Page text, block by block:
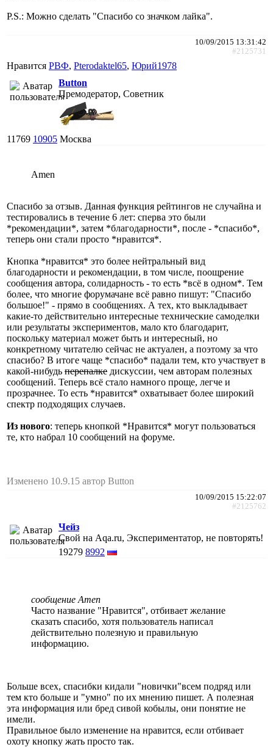
P.S.: Можно сделать "Спасибо со значком лайка".
10/09/2015 13:31:42
#2125731
Нравится РВФ, Pterodaktel65, Юрий1978
Button
Премодератор, Советник
11769 10905 Москва
Amen
Спасибо за отзыв. Данная функция рейтингов не случайна и
тестировались в течение 6 лет: сперва это были
*рекомендации*, затем *благодарности*, после - *спасибо*,
теперь они стали просто *нравится*.
Кнопка *нравится* это более нейтральный вид
благодарности и рекомендации, в том числе, поощрение
сообщения автора, солидарность - то есть *всё в одном*. Тем
более, что многие форумачане всё равно пишут: "Спасибо
большое!" - прямо в сообщениях. А тех, кто выкладывает
какие-то действительно интересные технические самоделки
или результаты экспериментов, мало кто благодарит,
поскольку материал может быть и интересный, но
конкретному читателю сейчас не актуален, а поэтому за что
спасибо? В итоге чаще *спасибо* падали тем, кто участвует в
какой-нибудь перепалке дискуссии, чем авторам полезных
сообщений. Теперь всё стало намного проще, легче и
прозрачнее. То есть *нравится* охватывает более широкий
спектр подходящих случаев.
Из нового: теперь кнопкой *Нравится* могут пользоваться
те, кто набрал 10 сообщений на форуме.
Изменено 10.9.15 автор Button
10/09/2015 15:22:07
#2125762
Чейз
Свой на Aqa.ru, Экспериментатор, не повторять!
19279 8992
сообщение Amen
Часто название "Нравится", отбивает желание
сказать спасибо, хотя пользователь написал
действительно полезную и правильную
информацию.
Больше всех, спасибки кидали "новички"всем подряд или
тем кто больше и "умно" по их мнению пишет. А полезная
эта информация или бред сивой кобылы, они понятие не
имели.
Правильное было изменение на нравится, если отбивает
охоту кнопку жать просто так.